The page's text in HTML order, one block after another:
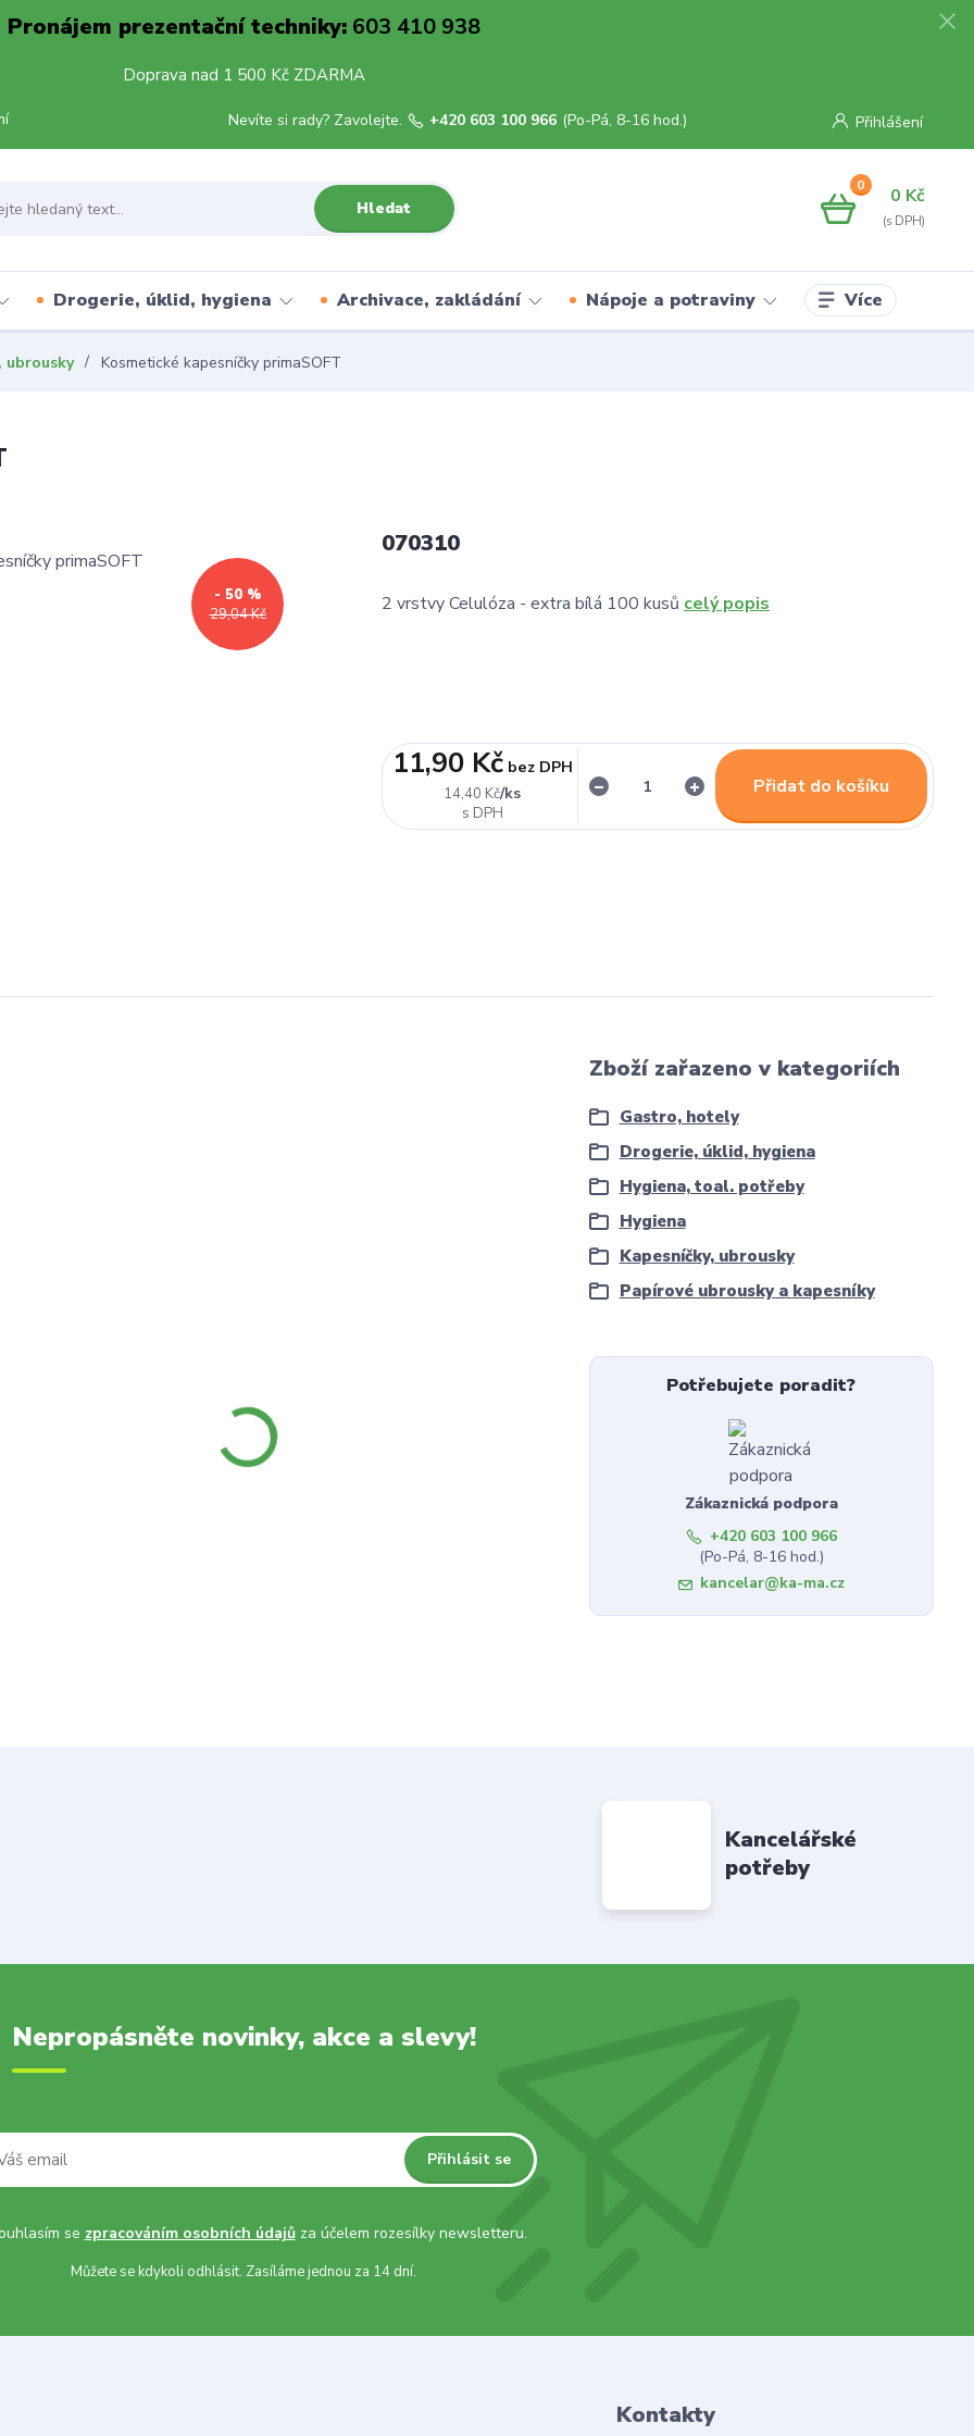
Pronájem prezentační techniky:603 410 938
Doprava nad 1 500 Kč ZDARMA
Přihlášení
Hledat
Nevíte si rady? Zavolejte. +420 603 100 966 (Po-Pá, 8-16 hod.)
0 0 Kč
Drogerie, úklid, hygiena Archivace, zakládání Nápoje a potraviny Více
ubrousky Kosmetické kapesníčky primaSOFT
29,04 Kč
- 50 %
070310
2 vrstvy Celulóza - extra bílá 100 kusů celý popis
14,40 Kč/ks
11,90 Kč bez DPH
Přidat do košíku
Zboží zařazeno v kategoriích
Gastro, hotely
Drogerie, úklid, hygiena
Hygiena, toal. potřeby
Hygiena
Kapesníčky, ubrousky
Papírové ubrousky a kapesníky
Potřebujete poradit?
Zákaznická podpora
+420 603 100 966
(Po-Pá, 8-16 hod.)
kancelar@ka-ma.cz
Kancelářské
potřeby
Nepropásněte novinky, akce a slevy!
Přihlásit se
se zpracováním osobních údajůza účelem rozesílky newsletteru.
Můžete se kdykoli odhlásit. Zasíláme jednou za 14 dní.
Kontakty